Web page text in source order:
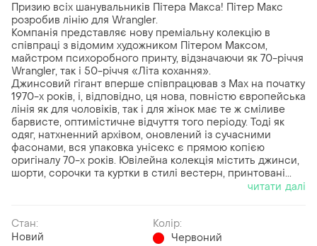
Призию всіх шанувальників Пітера Макса! Пітер Макс
розробив лінію для Wrangler.
Компанія представляє нову преміальну колекцію в
співпраці з відомим художником Пітером Максом,
майстром психоробного принту, відзначаючи як 70-річчя
Wrangler, так і 50-річчя «Літа кохання».
Джинсовий гігант вперше співпрацював з Мах на початку
1970-х років, і, відповідно, ця нова, повністю європейська
лінія як для чоловіків, так і для жінок має те ж сміливе
барвисте, оптимістичне відчуття того періоду. Тоді як
одяг, натхненний архівом, оновлений із сучасними
фасонами, вся упаковка унісекс є прямою копією
оригіналу 70-х років. Ювілейна колекція містить джинси,
шорти, сорочки та куртки в стилі вестерн, принтовані...
читати далі
Стан:
Новий
Колір:
Червоний